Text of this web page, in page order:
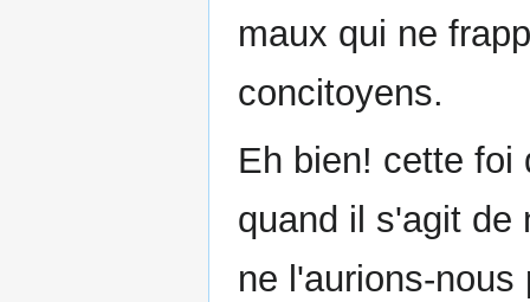
maux qui ne
concitoyens.
Eh bien! cette foi
quand il s'agit de
ne l'aurions-